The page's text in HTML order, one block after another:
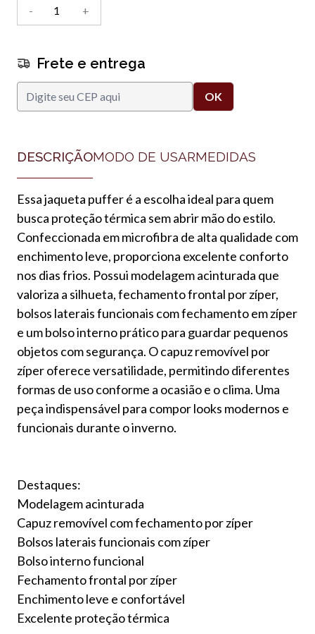
-
+
Frete e entrega
DESCRIÇÃOMODO DE USARMEDIDAS
Essa jaqueta puffer é a escolha ideal para quem
busca proteção térmica sem abrir mão do estilo.
Confeccionada em microfibra de alta qualidade com
enchimento leve, proporciona excelente conforto
nos dias frios. Possui modelagem acinturada que
valoriza a silhueta, fechamento frontal por zíper,
bolsos laterais funcionais com fechamento em zíper
e um bolso interno prático para guardar pequenos
objetos com segurança. O capuz removível por
zíper oferece versatilidade, permitindo diferentes
formas de uso conforme a ocasião e o clima. Uma
peça indispensável para compor looks modernos e
funcionais durante o inverno.
Destaques:
Modelagem acinturada
Capuz removível com fechamento por zíper
Bolsos laterais funcionais com zíper
Bolso interno funcional
Fechamento frontal por zíper
Enchimento leve e confortável
Excelente proteção térmica